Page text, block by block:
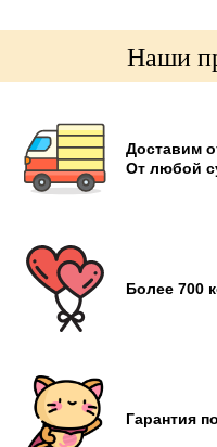
Наши
Доставим
От любой
Более 700
Гарантия